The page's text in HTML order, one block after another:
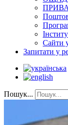
Сайти
Запитати у
Пошук...